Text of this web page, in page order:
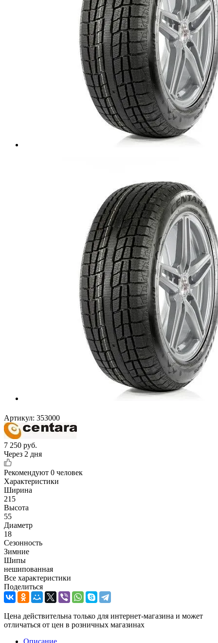
Артикул: 353000
7 250 руб.
Через 2 дня
Рекомендуют 0 человек
Характеристики
Ширина
215
Высота
55
Диаметр
18
Сезонность
Зимние
Шипы
нешипованная
Все характеристики
Поделиться
Цена действительна только для интернет-магазина и может
отличаться от цен в розничных магазинах
Описание